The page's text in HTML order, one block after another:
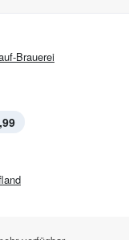
Brauerei